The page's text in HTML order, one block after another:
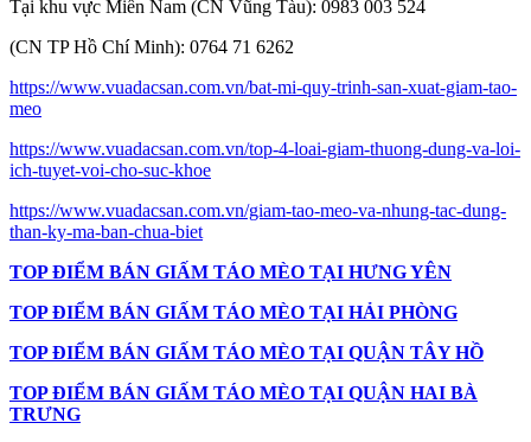
Tại khu vực Miền Nam (CN Vũng Tàu): 0983 003 524
(CN TP Hồ Chí Minh): 0764 71 6262
https://www.vuadacsan.com.vn/bat-mi-quy-trinh-san-xuat-giam-tao-
meo
https://www.vuadacsan.com.vn/top-4-loai-giam-thuong-dung-va-loi-
ich-tuyet-voi-cho-suc-khoe
https://www.vuadacsan.com.vn/giam-tao-meo-va-nhung-tac-dung-
than-ky-ma-ban-chua-biet
TOP ĐIỂM BÁN GIẤM TÁO MÈO TẠI HƯNG YÊN
TOP ĐIỂM BÁN GIẤM TÁO MÈO TẠI HẢI PHÒNG
TOP ĐIỂM BÁN GIẤM TÁO MÈO TẠI QUẬN TÂY HỒ
TOP ĐIỂM BÁN GIẤM TÁO MÈO TẠI QUẬN HAI BÀ
TRƯNG